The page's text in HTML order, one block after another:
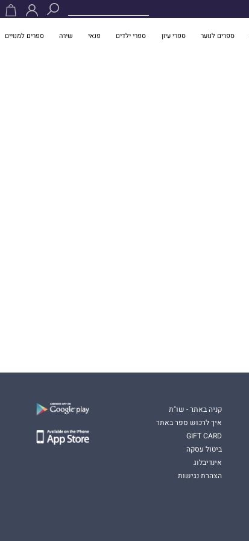
ספרים לנוער ספרי עיון ספרי ילדים פנאי שירה ספרים למנויים
קניה באתר - שו"ת
איך לרכוש ספר באתר
GIFT CARD
ביטול עסקה
אינדיבלוג
הצהרת נגישות